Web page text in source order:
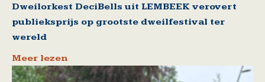
Dweilorkest DeciBells uit LEMBEEK verovert
publieksprijs op grootste dweilfestival ter
wereld
Meer lezen